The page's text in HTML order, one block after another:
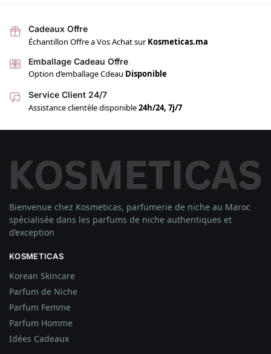
Cadeaux Offre
Échantillon Offre a Vos Achat surKosmeticas.ma
Emballage Cadeau Offre
Option d’emballage Cdeau Disponible
Service Client 24/7
Assistance clientèle disponible24h/24, 7j/7
Bienvenue chez Kosmeticas, parfumerie de niche au Maroc
spécialisée dans les parfums de niche authentiques et
d’exception
KOSMETICAS
Korean Skincare
Parfum de Niche
Parfum Femme
Parfum Homme
Idées Cadeaux